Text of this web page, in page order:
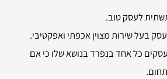
לעסק טוב.
בעל שירות מצוין אכפתי ואפקטיבי.
כל אחד בנפרד בנושא שלו כי אם